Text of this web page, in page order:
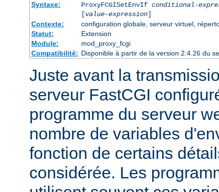
Syntaxe:
ProxyFCGISetEnvIf conditional-
[value-expression]
Contexte:
configuration globale, serveur virtuel,
Statut:
Extension
Module:
mod_proxy_fcgi
Compatibilité: Disponible à partir de la version 2.4.26 du
Juste avant la
serveur FastCGI
programme du serveur
nombre de variables
fonction de certains
considérée. Les